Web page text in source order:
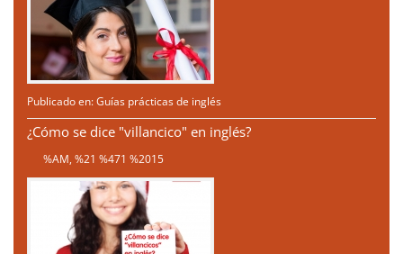
Publicado en:Guías prácticas de inglés
¿Cómo se dice "villancico" en inglés?
%AM, %21 %471 %2015